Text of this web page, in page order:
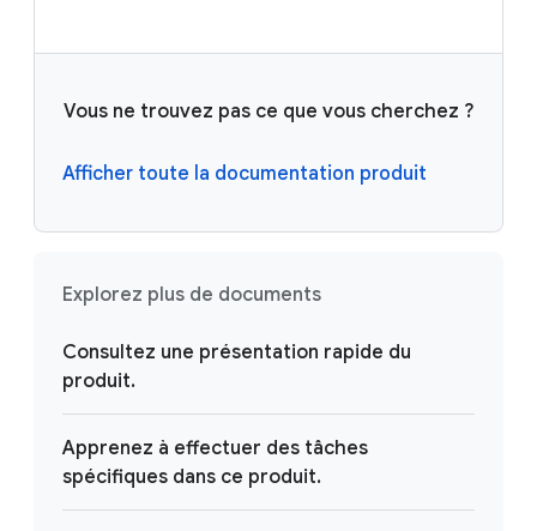
Vous ne trouvez pas ce que vous cherchez ?
Afficher toute la documentation produit
Explorez plus de documents
Consultez une présentation rapide du
produit.
Apprenez à effectuer des tâches
spécifiques dans ce produit.